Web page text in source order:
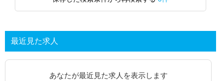
最近見た求人
あなたが最近見た求人を表示します